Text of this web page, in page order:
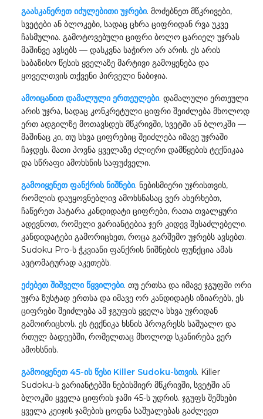
გაასკანერეთ იძულებითი უჯრები. მოძებნეთ მწკრივები,
სვეტები ან ბლოკები, სადაც ცხრა ციფრიდან რვა უკვე
ჩასმულია. გამოტოვებული ციფრი ბოლო ცარიელ უჯრას
მაშინვე ავსებს — დასკვნა საჭირო არ არის. ეს არის
საბაზისო წესის ყველაზე მარტივი გამოყენება და
ყოველთვის თქვენი პირველი ნაბიჯია.
ამოიცანით დამალული ერთეულები. დამალული ერთეული
არის უჯრა, სადაც კონკრეტული ციფრი შეიძლება მხოლოდ
ერთ ადგილზე მოთავსდეს მწკრივში, სვეტში ან ბლოკში —
მაშინაც კი, თუ სხვა ციფრებიც შეიძლება იმავე უჯრაში
ჩაჯდეს. მათი პოვნა ყველაზე ძლიერი დამწყების ტექნიკაა
და სწრაფი ამოხსნის საფუძველი.
გამოიყენეთ ფანქრის ნიშნები. ნებისმიერი უჯრისთვის,
რომლის დაუყოვნებლივ ამოხსნასაც ვერ ახერხებთ,
ჩაწერეთ პატარა კანდიდატი ციფრები, რათა თვალყური
ადევნოთ, რომელი ვარიანტებია ჯერ კიდევ შესაძლებელი.
კანდიდატები გამორიცხეთ, როცა გარშემო უჯრებს ავსებთ.
Sudoku Pro-ს ჭკვიანი ფანქრის ნიშნების ფუნქცია ამას
ავტომატურად აკეთებს.
ეძებეთ შიშველი წყვილები. თუ ერთსა და იმავე ჯგუფში ორი
უჯრა ზუსტად ერთსა და იმავე ორ კანდიდატს იზიარებს, ეს
ციფრები შეიძლება ამ ჯგუფის ყველა სხვა უჯრიდან
გამოირიცხოს. ეს ტექნიკა ხსნის პროგრესს საშუალო და
რთულ ბადეებში, რომელთაც მხოლოდ სკანირება ვერ
ამოხსნის.
გამოიყენეთ 45-ის წესი Killer Sudoku-სთვის. Killer
Sudoku-ს ვარიანტებში ნებისმიერ მწკრივში, სვეტში ან
ბლოკში ყველა ციფრის ჯამი 45-ს უდრის. ჯგუფს შემხები
ყველა კეიჯის ჯამების ცოდნა საშუალებას გაძლევთ